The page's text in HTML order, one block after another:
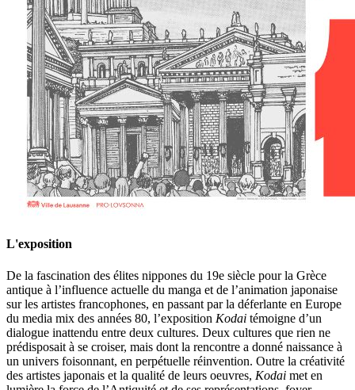
L'exposition
De la fascination des élites nippones du 19e siècle pour la Grèce
antique à l’influence actuelle du manga et de l’animation japonaise
sur les artistes francophones, en passant par la déferlante en Europe
du media mix des années 80, l’exposition Kodai témoigne d’un
dialogue inattendu entre deux cultures. Deux cultures que rien ne
prédisposait à se croiser, mais dont la rencontre a donné naissance à
un univers foisonnant, en perpétuelle réinvention. Outre la créativité
des artistes japonais et la qualité de leurs oeuvres, Kodai met en